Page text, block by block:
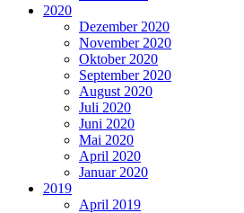
2020
Dezember 2020
November 2020
Oktober 2020
September 2020
August 2020
Juli 2020
Juni 2020
Mai 2020
April 2020
Januar 2020
2019
April 2019